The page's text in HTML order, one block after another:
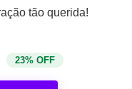
tão querida!
23% OFF